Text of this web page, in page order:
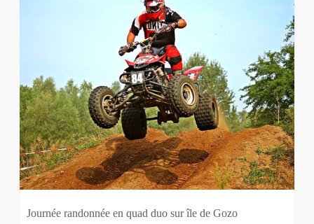
Journée randonnée en quad duo sur île de Gozo